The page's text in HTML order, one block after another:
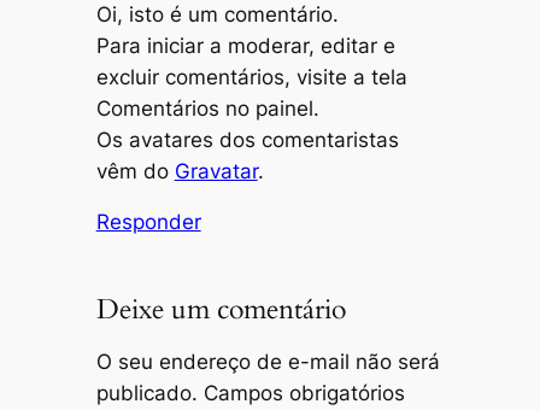
Oi, isto é um comentário.
Para iniciar a moderar, editar e
excluir comentários, visite a tela
Comentários no painel.
Os avatares dos comentaristas
vêm do Gravatar.
Responder
Deixe um comentário
O seu endereço de e-mail não será
publicado. Campos obrigatórios